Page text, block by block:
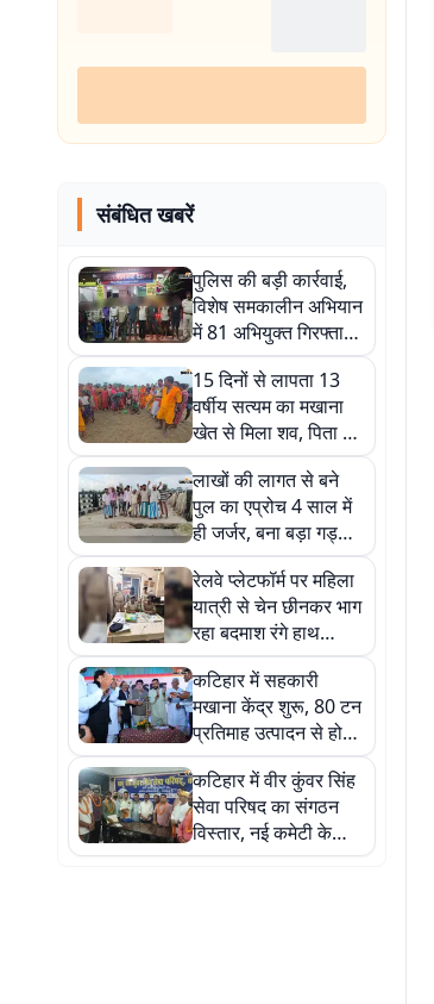
संबंधित खबरें
पुलिस की बड़ी कार्रवाई,
विशेष समकालीन अभियान
में 81 अभियुक्त गिरफ्तार;
भारी मात्रा में शराब जब्त
15 दिनों से लापता 13
वर्षीय सत्यम का मखाना
खेत से मिला शव, पिता ने
लगाया हत्या का आरोप
लाखों की लागत से बने
पुल का एप्रोच 4 साल में
ही जर्जर, बना बड़ा गड्ढा;
हादसों की आशंका से
ग्रामीण परेशान
रेलवे प्लेटफॉर्म पर महिला
यात्री से चेन छीनकर भाग
रहा बदमाश रंगे हाथ
गिरफ्तार, चोरी की चेन
बरामद
कटिहार में सहकारी
मखाना केंद्र शुरू, 80 टन
प्रतिमाह उत्पादन से होगी
शुरुआत
कटिहार में वीर कुंवर सिंह
सेवा परिषद का संगठन
विस्तार, नई कमेटी के
साथ पंचायत स्तर तक